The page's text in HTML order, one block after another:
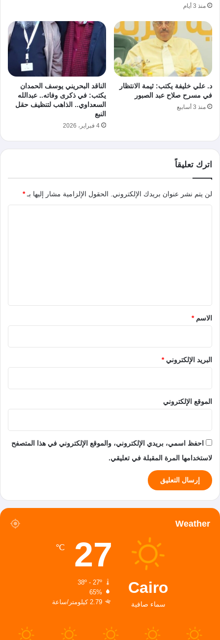
منذ 3 أيام
د. علي خليفة يكتب: ثيمة الانتظار
في مسرح صلاح عبد الصبور
منذ 3 أسابيع
الناقد البحريني يوسف الحمدان
يكتب: في ذكرى وفاته.. عبدالله
السعداوي.. الذاهب لتنظيف حقل
النبع
4 فبراير، 2026
اترك تعليقاً
لن يتم نشر عنوان بريدك الإلكتروني. الحقول الإلزامية مشار إليها بـ*
*
الاسم*
البريد الإلكتروني*
الموقع الإلكتروني
احفظ اسمي، بريدي الإلكتروني، والموقع الإلكتروني في هذا المتصفح
لاستخدامها المرة المقبلة في تعليقي.
Weather
Cairo
سماء صافية
27
℃
38º - 27º
65%
2.79 كيلومتر/ساعة